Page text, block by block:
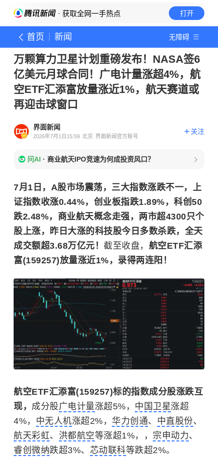
· 获取全网一手热点 打开
首页 新闻 无障碍
万颗算力卫星计划重磅发布！NASA签6
亿美元月球合同！广电计量涨超4%，航
空ETF汇添富放量涨近1%，航天赛道或
再迎击球窗口
界面新闻
2026年7月1日15:59 北京 界面新闻官方账号
关注
问AI · 商业航天IPO竞速为何成投资风口？
7月1日，A股市场震荡，三大指数涨跌不一，上
证指数收涨0.44%，创业板指跌1.89%，科创50
跌2.48%，商业航天概念走强，两市超4300只个
股上涨，昨日大涨的科技股今日多数杀跌，全天
成交额超3.68万亿元！ 截至收盘， 航空ETF汇添
富(159257)放量涨近1%，录得两连阳！
航空ETF汇添富(159257)标的指数成分股涨跌互
现， 成分股广电计量涨超5%， 中国卫星涨超
4%， 中无人机涨超2%， 华力创通、 中直股份、
航天彩虹、 洪都航空等涨超1%，， 宗申动力、
睿创微纳跌超3%、 芯动联科等跌超2%。